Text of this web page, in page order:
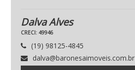
Dalva Alves
CRECI: 49946
(19) 98125-4845
dalva@baronesaimoveis.com.br